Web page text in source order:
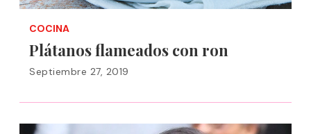
COCINA
Plátanos flameados con ron
Septiembre 27, 2019